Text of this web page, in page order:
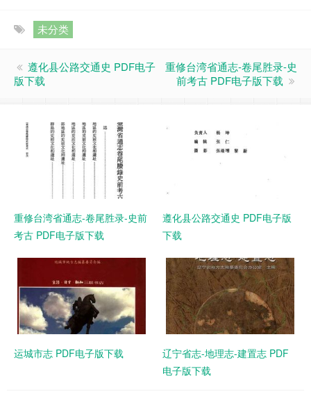
未分类
遵化县公路交通史 PDF电子
版下载
重修台湾省通志-卷尾胜录-史
前考古 PDF电子版下载
重修台湾省通志-卷尾胜录-史前
考古 PDF电子版下载
遵化县公路交通史 PDF电子版
下载
运城市志 PDF电子版下载
辽宁省志-地理志-建置志 PDF
电子版下载